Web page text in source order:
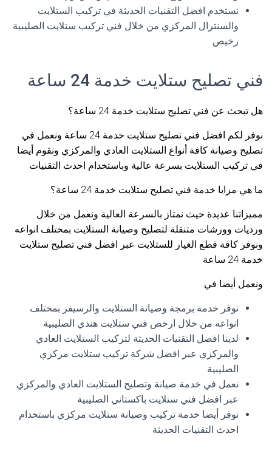
نستخدم افضل التقنيات الحديثة في تركيب الستلايت
والسنترال المركزي من خلال فني تركيب ستلايت الصليبية
رخيص
فني تصليح ستلايت خدمة 24 ساعة
هل تبحث عن فني تصليح ستلايت خدمة 24 ساعة؟
نوفر لكم افضل فني تصليح ستلايت خدمة 24 ساعة ونعمل في
تصليح وصيانة كافة أنواع الستلايت العادي والمركزي ونقوم أيضا
في تركيب الستلايت بسرعة عالية وباستخدام احدث التقنيات
ما هي مزايا خدمة فني تصليح ستلايت خدمة 24 ساعة؟
مميزاتنا عديدة حيث نمتاز بالسرعة العالية ونعمل من خلال
ورديات وورشات متنقلة لتصليح وصيانة الستلايت بمختلف انواعه
ونوفر كافة قطع الغيار للستلايت عبر افضل فني تصليح ستلايت
خدمة 24 ساعة
ونعمل أيضا في:
نوفر خدمة برمجة وصيانة الستلايت والرسيفر بمختلف
انواعه من خلال ارخص فني ستلايت هندي الصليبية
لدينا افضل التقنيات الحديثة لتركيب الستلايت العادي
والمركزي عبر افضل شركة تركيب ستلايت مركزي
الصليبية
نعمل في خدمة صيانة وتصليح الستلايت العادي والمركزي
عبر افضل فني ستلايت باكستاني الصليبية
نوفر أيضا خدمة تركيب وصيانة ستلايت مركزي باستخدام
احدث التقنيات الحديثة